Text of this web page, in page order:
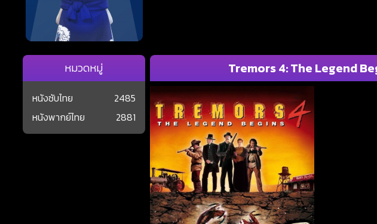
Tremors 4: The Legend
หมวดหมู่
หนังซับไทย
2485
หนังพากย์ไทย
2881